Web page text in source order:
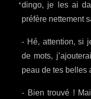
*
dingo, je les ai
préfère nettement
- Hé, attention, si
de mots,
peau de tes belles
- Bien trouvé !